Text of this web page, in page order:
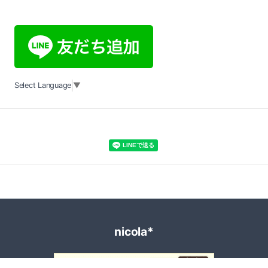
Select Language ▼
nicola*